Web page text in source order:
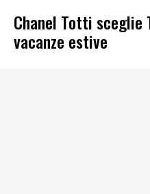
Chanel Totti sceglie
vacanze estive